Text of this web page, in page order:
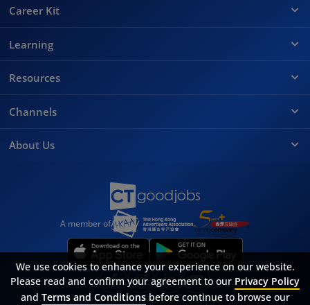
Career Kit
Learning
Resources
Channels
About Us
A member of
SitemapFAQPrivacy PolicyTerms & Conditions
We use cookies to enhance your experience on our website.
Please read and confirm your agreement to our Privacy Policy
and Terms and Conditionsbefore continue to browse our